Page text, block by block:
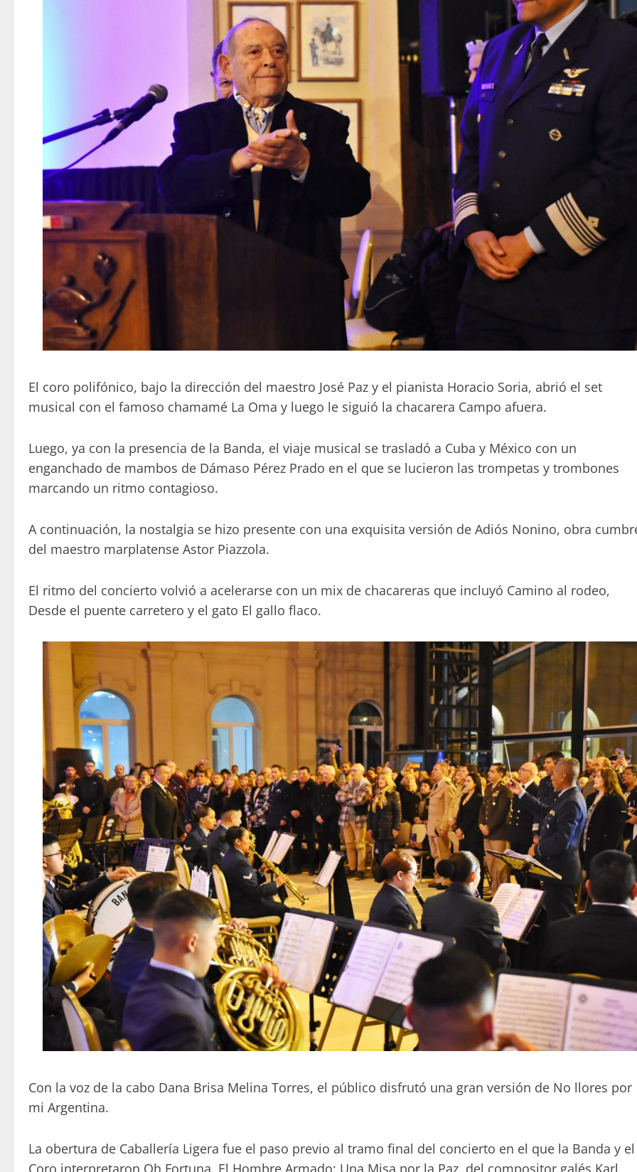
El coro polifónico, bajo la dirección del maestro José Paz y el pianista Horacio Soria, abrió el set
musical con el famoso chamamé La Oma y luego le siguió la chacarera Campo afuera.
Luego, ya con la presencia de la Banda, el viaje musical se trasladó a Cuba y México con un
enganchado de mambos de Dámaso Pérez Prado en el que se lucieron las trompetas y trombones
marcando un ritmo contagioso.
A continuación, la nostalgia se hizo presente con una exquisita versión de Adiós Nonino, obra
del maestro marplatense Astor Piazzola.
El ritmo del concierto volvió a acelerarse con un mix de chacareras que incluyó Camino al rodeo,
Desde el puente carretero y el gato El gallo flaco.
Con la voz de la cabo Dana Brisa Melina Torres, el público disfrutó una gran versión de No llores por
mi Argentina.
La obertura de Caballería Ligera fue el paso previo al tramo final del concierto en el que la Banda y el
Coro interpretaron Oh Fortuna, El Hombre Armado: Una Misa por la Paz, del compositor galés Karl